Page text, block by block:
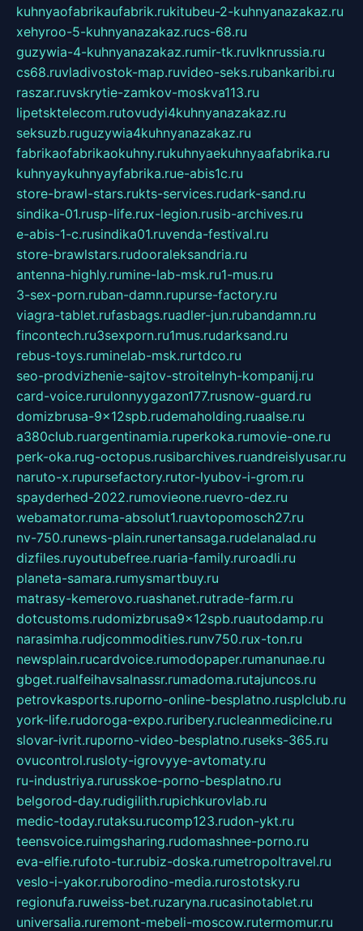
kuhnyaofabrikaufabrik.rukitubeu-2-kuhnyanazakaz.ru
xehyroo-5-kuhnyanazakaz.rucs-68.ru
guzywia-4-kuhnyanazakaz.rumir-tk.ruvlknrussia.ru
cs68.ruvladivostok-map.ruvideo-seks.rubankaribi.ru
raszar.ruvskrytie-zamkov-moskva113.ru
lipetsktelecom.rutovudyi4kuhnyanazakaz.ru
seksuzb.ruguzywia4kuhnyanazakaz.ru
fabrikaofabrikaokuhny.rukuhnyaekuhnyaafabrika.ru
kuhnyaykuhnyayfabrika.rue-abis1c.ru
store-brawl-stars.rukts-services.rudark-sand.ru
sindika-01.rusp-life.rux-legion.rusib-archives.ru
e-abis-1-c.rusindika01.ruvenda-festival.ru
store-brawlstars.rudooraleksandria.ru
antenna-highly.rumine-lab-msk.ru1-mus.ru
3-sex-porn.ruban-damn.rupurse-factory.ru
viagra-tablet.rufasbags.ruadler-jun.rubandamn.ru
fincontech.ru3sexporn.ru1mus.rudarksand.ru
rebus-toys.ruminelab-msk.rurtdco.ru
seo-prodvizhenie-sajtov-stroitelnyh-kompanij.ru
card-voice.rurulonnyygazon177.rusnow-guard.ru
domizbrusa-9x12spb.rudemaholding.ruaalse.ru
a380club.ruargentinamia.ruperkoka.rumovie-one.ru
perk-oka.rug-octopus.rusibarchives.ruandreislyusar.ru
naruto-x.rupursefactory.rutor-lyubov-i-grom.ru
spayderhed-2022.rumovieone.ruevro-dez.ru
webamator.ruma-absolut1.ruavtopomosch27.ru
nv-750.runews-plain.runertansaga.rudelanalad.ru
dizfiles.ruyoutubefree.ruaria-family.ruroadli.ru
planeta-samara.rumysmartbuy.ru
matrasy-kemerovo.ruashanet.rutrade-farm.ru
dotcustoms.rudomizbrusa9x12spb.ruautodamp.ru
narasimha.rudjcommodities.runv750.rux-ton.ru
newsplain.rucardvoice.rumodopaper.rumanunae.ru
gbget.rualfeihavsalnassr.rumadoma.rutajuncos.ru
petrovkasports.ruporno-online-besplatno.rusplclub.ru
york-life.rudoroga-expo.ruribery.rucleanmedicine.ru
slovar-ivrit.ruporno-video-besplatno.ruseks-365.ru
ovucontrol.rusloty-igrovyye-avtomaty.ru
ru-industriya.rurusskoe-porno-besplatno.ru
belgorod-day.rudigilith.rupichkurovlab.ru
medic-today.rutaksu.rucomp123.rudon-ykt.ru
teensvoice.ruimgsharing.rudomashnee-porno.ru
eva-elfie.rufoto-tur.rubiz-doska.rumetropoltravel.ru
veslo-i-yakor.ruborodino-media.rurostotsky.ru
regionufa.ruweiss-bet.ruzaryna.rucasinotablet.ru
universalia.ruremont-mebeli-moscow.rutermomur.ru